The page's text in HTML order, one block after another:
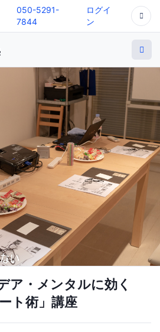
050-5291-
7844
ログイ
ン
ア・メンタルに効く
ト術」講座